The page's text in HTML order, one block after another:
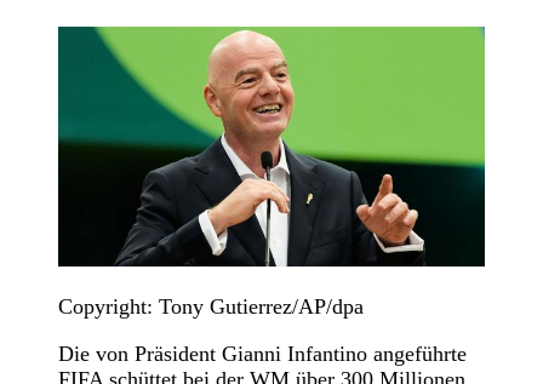
Copyright: Tony Gutierrez/AP/dpa
Die von Präsident Gianni Infantino angeführte
FIFA schüttet bei der WM über 300 Millionen